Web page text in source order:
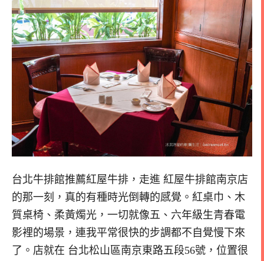
台北牛排館推薦紅屋牛排，走進 紅屋牛排館南京店
的那一刻，真的有種時光倒轉的感覺。紅桌巾、木
質桌椅、柔黃燭光，一切就像五、六年級生青春電
影裡的場景，連我平常很快的步調都不自覺慢下來
了。店就在 台北松山區南京東路五段56號，位置很